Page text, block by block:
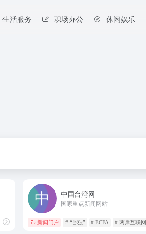
生活服务 职场办公 休闲娱乐
中国台湾网
国家重点新闻网站
新闻门户 # “台独” # ECFA # 两岸互联网